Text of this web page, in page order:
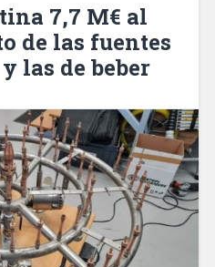
7,7 M€ al
de las fuentes
las de beber